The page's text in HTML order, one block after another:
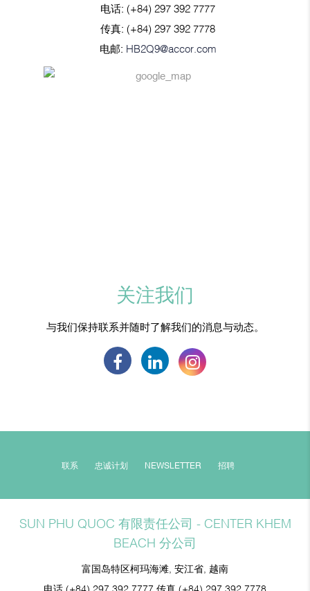
电话: (+84) 297 392 7777
传真: (+84) 297 392 7778
电邮: HB2Q9@accor.com
关注我们
与我们保持联系并随时了解我们的消息与动态。
联系 忠诚计划 NEWSLETTER 招聘
SUN PHU QUOC 有限责任公司 - CENTER KHEM
BEACH 分公司
富国岛特区柯玛海滩, 安江省, 越南
电话 (+84) 297 392 7777 传真 (+84) 297 392 7778